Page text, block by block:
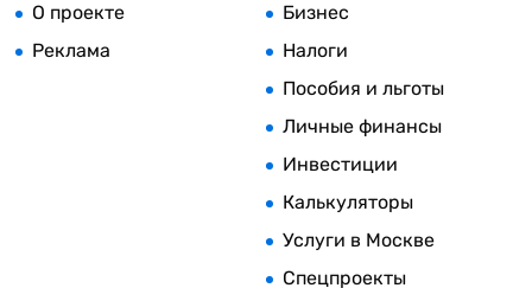
О проекте
Реклама
Бизнес
Налоги
Пособия и льготы
Личные финансы
Инвестиции
Калькуляторы
Услуги в Москве
Спецпроекты